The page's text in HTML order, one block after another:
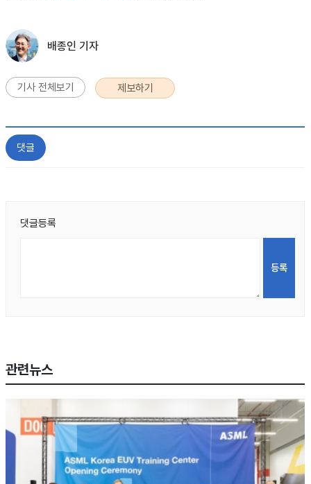
배종인 기자
기사 전체보기 제보하기
댓글
댓글등록
관련뉴스